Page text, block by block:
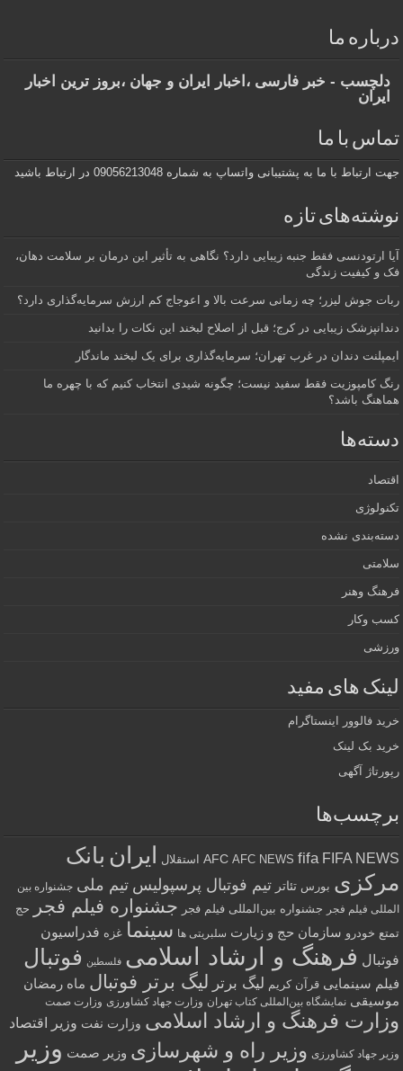
درباره ما
دلچسب - خبر فارسی ،اخبار ایران و جهان ،بروز ترین اخبار
ایران
تماس با ما
جهت ارتباط با ما به پشتیبانی واتساپ به شماره 09056213048 در ارتباط باشید
نوشته‌های تازه
آیا ارتودنسی فقط جنبه زیبایی دارد؟ نگاهی به تأثیر این درمان بر سلامت دهان،
فک و کیفیت زندگی
ربات جوش لیزر؛ چه زمانی سرعت بالا و اعوجاج کم ارزش سرمایه‌گذاری دارد؟
دندانپزشک زیبایی در کرج؛ قبل از اصلاح لبخند این نکات را بدانید
ایمپلنت دندان در غرب تهران؛ سرمایه‌گذاری برای یک لبخند ماندگار
رنگ کامپوزیت فقط سفید نیست؛ چگونه شیدی انتخاب کنیم که با چهره ما
هماهنگ باشد؟
دسته‌ها
اقتصاد
تکنولوژی
دسته‌بندی نشده
سلامتی
فرهنگ وهنر
کسب وکار
ورزشی
لینک های مفید
خرید فالوور اینستاگرام
خرید بک لینک
رپورتاژ آگهی
برچسب‌ها
AFC AFC NEWS fifa FIFA NEWS استقلال ایران بانک
مرکزی بورس تئاتر تیم فوتبال پرسپولیس تیم ملی جشنواره بین
المللی فیلم فجر جشنواره بین‌المللی فیلم فجر جشنواره فیلم فجر
حج
تمتع خودرو سازمان حج و زیارت سلبریتی ها سینما غزه فدراسیون
فوتبال فرهنگ و ارشاد اسلامی فلسطین فوتبال
فیلم سینمایی قرآن کریم لیگ برتر لیگ برتر فوتبال ماه رمضان
موسیقی نمایشگاه بین‌المللی کتاب تهران وزارت جهاد کشاورزی وزارت صمت
وزارت فرهنگ و ارشاد اسلامی وزارت نفت وزیر اقتصاد
وزیر جهاد کشاورزی وزیر راه و شهرسازی وزیر صمت وزیر